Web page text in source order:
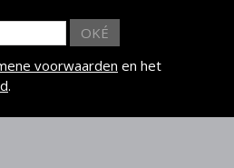
OKÉ
voorwaarden en het
.